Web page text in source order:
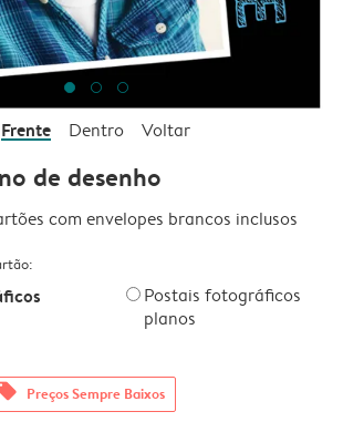
Frente Dentro Voltar
de desenho
com envelopes brancos inclusos
Postais fotográficos
planos
Preços Sempre Baixos